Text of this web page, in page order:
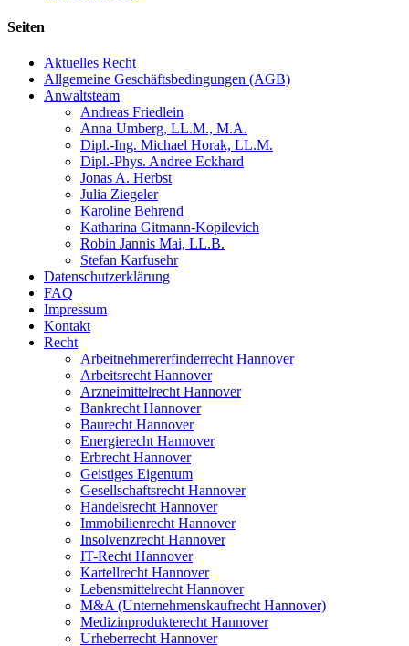
Seiten
Aktuelles Recht
Allgemeine Geschäftsbedingungen (AGB)
Anwaltsteam
Andreas Friedlein
Anna Umberg, LL.M., M.A.
Dipl.-Ing. Michael Horak, LL.M.
Dipl.-Phys. Andree Eckhard
Jonas A. Herbst
Julia Ziegeler
Karoline Behrend
Katharina Gitmann-Kopilevich
Robin Jannis Mai, LL.B.
Stefan Karfusehr
Datenschutzerklärung
FAQ
Impressum
Kontakt
Recht
Arbeitnehmererfinderrecht Hannover
Arbeitsrecht Hannover
Arzneimittelrecht Hannover
Bankrecht Hannover
Baurecht Hannover
Energierecht Hannover
Erbrecht Hannover
Geistiges Eigentum
Gesellschaftsrecht Hannover
Handelsrecht Hannover
Immobilienrecht Hannover
Insolvenzrecht Hannover
IT-Recht Hannover
Kartellrecht Hannover
Lebensmittelrecht Hannover
M&A (Unternehmenskaufrecht Hannover)
Medizinprodukterecht Hannover
Urheberrecht Hannover